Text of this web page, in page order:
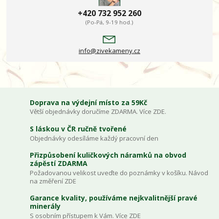
+420 732 952 260
(Po-Pá, 9-19 hod.)
info@zivekameny.cz
Doprava na výdejní místo za 59Kč
Větší objednávky doručíme ZDARMA. Více ZDE.
S láskou v ČR ručně tvořené
Objednávky odesíláme každý pracovní den
Přizpůsobení kuličkových náramků na obvod
zápěstí ZDARMA
Požadovanou velikost uveďte do poznámky v košíku. Návod
na změření ZDE
Garance kvality, používáme nejkvalitnější pravé
minerály
S osobním přístupem k Vám. Více ZDE